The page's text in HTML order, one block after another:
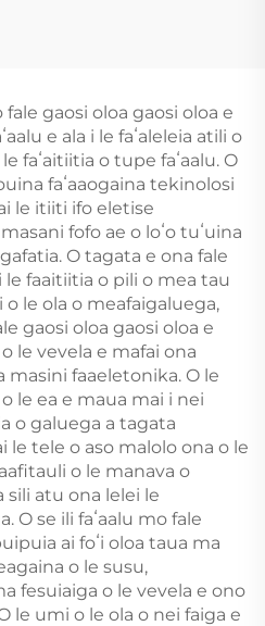
fale gaosi oloa gaosi oloa e
e ala i le faʻaleleia atili o
faʻaitiitia o tupe faʻaalu. O
faʻaaogaina tekinolosi
le itiiti ifo eletise
fofo ae o loʻo tuʻuina
O tagata e ona fale
le faaitiitia o pili o mea tau
le ola o meafaigaluega,
gaosi oloa gaosi oloa e
le vevela e mafai ona
masini faaeletonika. O le
le ea e maua mai i nei
o galuega a tagata
le tele o aso malolo ona o le
o le manava o
atu ona lelei le
O se ili faʻaalu mo fale
ai foʻi oloa taua ma
o le susu,
fesuiaiga o le vevela e ono
le umi o le ola o nei faiga e